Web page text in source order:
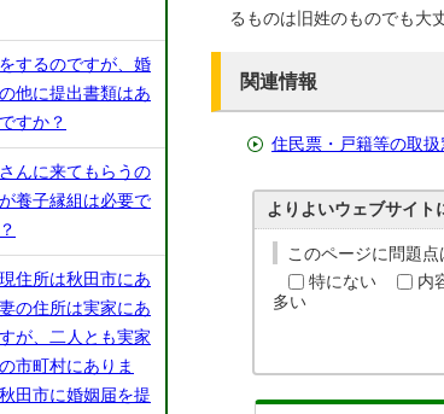
るものは旧姓のものでも大
関連情報
住民票・戸籍等の取
よりよいウェブサイト
このページに問題
特にない
内
多い
するのですが、婚
他に提出書類はあ
すか？
んに来てもらうの
養子縁組は必要で
住所は秋田市にあ
の住所は実家にあ
が、二人とも実家
市町村にありま
田市に婚姻届を提